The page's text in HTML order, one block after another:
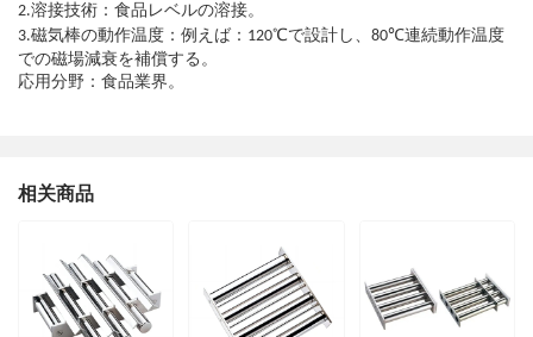
2.溶接技術：食品レベルの溶接。
3.磁気棒の動作温度：例えば： 120℃で設計し、 80℃連続動作温度
での磁場減衰を補償する。
応用分野：食品業界。
相关商品